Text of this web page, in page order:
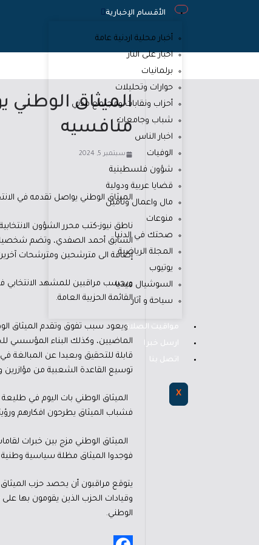
الأقسام الإخبارية
أخبار محلية اردنية عامة
اخبار على النار
برلمانيات
حوارات وتحليلات
أحزاب ونقابات ومجتمع مدني
شباب وجامعات
اخبار الناس
الوفيات
شؤون فلسطينية
قضايا عربية ودولية
مال واعمال وتأمين
منوعات
صحتك في الدنيا
المجلة الرياضية
يوتيوب
السوشيال ميديا
سياحة و آثار
مواقيت الصلاة
ارسل خبرا
اتصل بنا
X
الميثاق الوطني
منافسيه
سبتمبر 5, 2024
الميثاق الوطني يواصل تقدمه في
ناطق نيوز-كتب محرر الشؤون
السابق أحمد الصفدي، وتضم شخصيات
إضافة الى مترشحين ومترشحات
وبحسب مراقبين للمشهد الانتخابي
القائمة الحزبية العامة.
ويعود سبب تفوق وتقدم الميثاق
الماضيين، وكذلك البناء المؤسسي
قابلة للتحقيق وبعيدا عن المبالغة
توسيع القاعدة الشعبية من مؤازرين
الميثاق الوطني بات اليوم في
فشباب الميثاق يطرحون افكارهم
الميثاق الوطني مزج بين خبرات
فوجدوا الميثاق مظلة سياسية
وقيادات الحزب الذين يقومون بها
الوطني.